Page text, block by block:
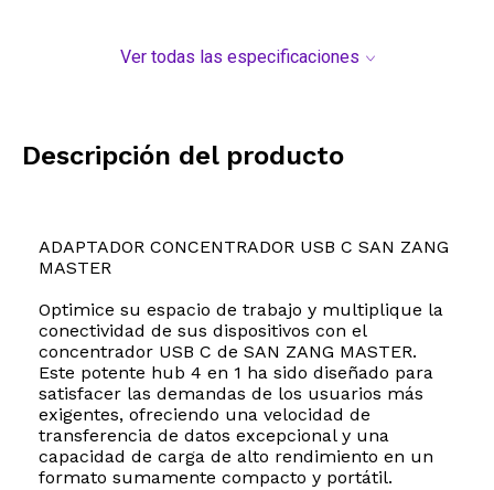
Ver todas las especificaciones
Descripción del producto
ADAPTADOR CONCENTRADOR USB C SAN ZANG
MASTER
Optimice su espacio de trabajo y multiplique la
conectividad de sus dispositivos con el
concentrador USB C de SAN ZANG MASTER.
Este potente hub 4 en 1 ha sido diseñado para
satisfacer las demandas de los usuarios más
exigentes, ofreciendo una velocidad de
transferencia de datos excepcional y una
capacidad de carga de alto rendimiento en un
formato sumamente compacto y portátil.